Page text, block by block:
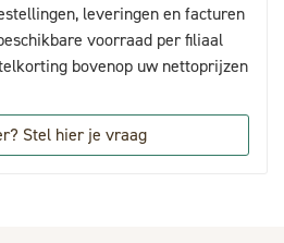
leveringen en facturen
voorraad per filiaal
bovenop uw nettoprijzen
Stel hier je vraag